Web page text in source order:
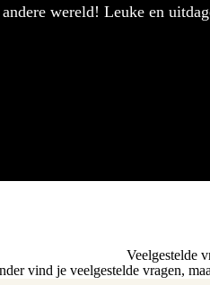
wereld! Leuke en
Veelgestelde
vind je veelgestelde vragen,